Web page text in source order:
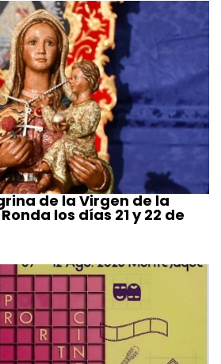
de la Virgen de la
los días 21 y 22 de